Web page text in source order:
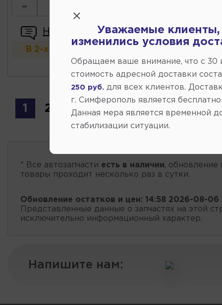
-
Написать отзыв
В 2-х и более магазинах
1 2
* Все автозапчасти есть в наличии, обновление
товары проходит несколько раз в сутки.
Обновление остатков и цен: 14:58 2026-08-06
Представленные данные о запчастях на этой
исключительно информационный характер.
Напишите нам:
Уважаемые клиенты,
изменились условия
Обращаем ваше внимание, что c 30
стоимость адресной доставки
250 руб. для всех клиентов.
г. Симферополь является
Данная мера является временной
стабилизации ситуации.